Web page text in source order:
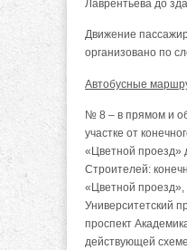
Лаврентьева до
Движение
организовано по
Автобусные
№ 8 – в прямом и
участке от
«Цветной проезд»
Строителей:
«Цветной
Университетский
проспект
действующей